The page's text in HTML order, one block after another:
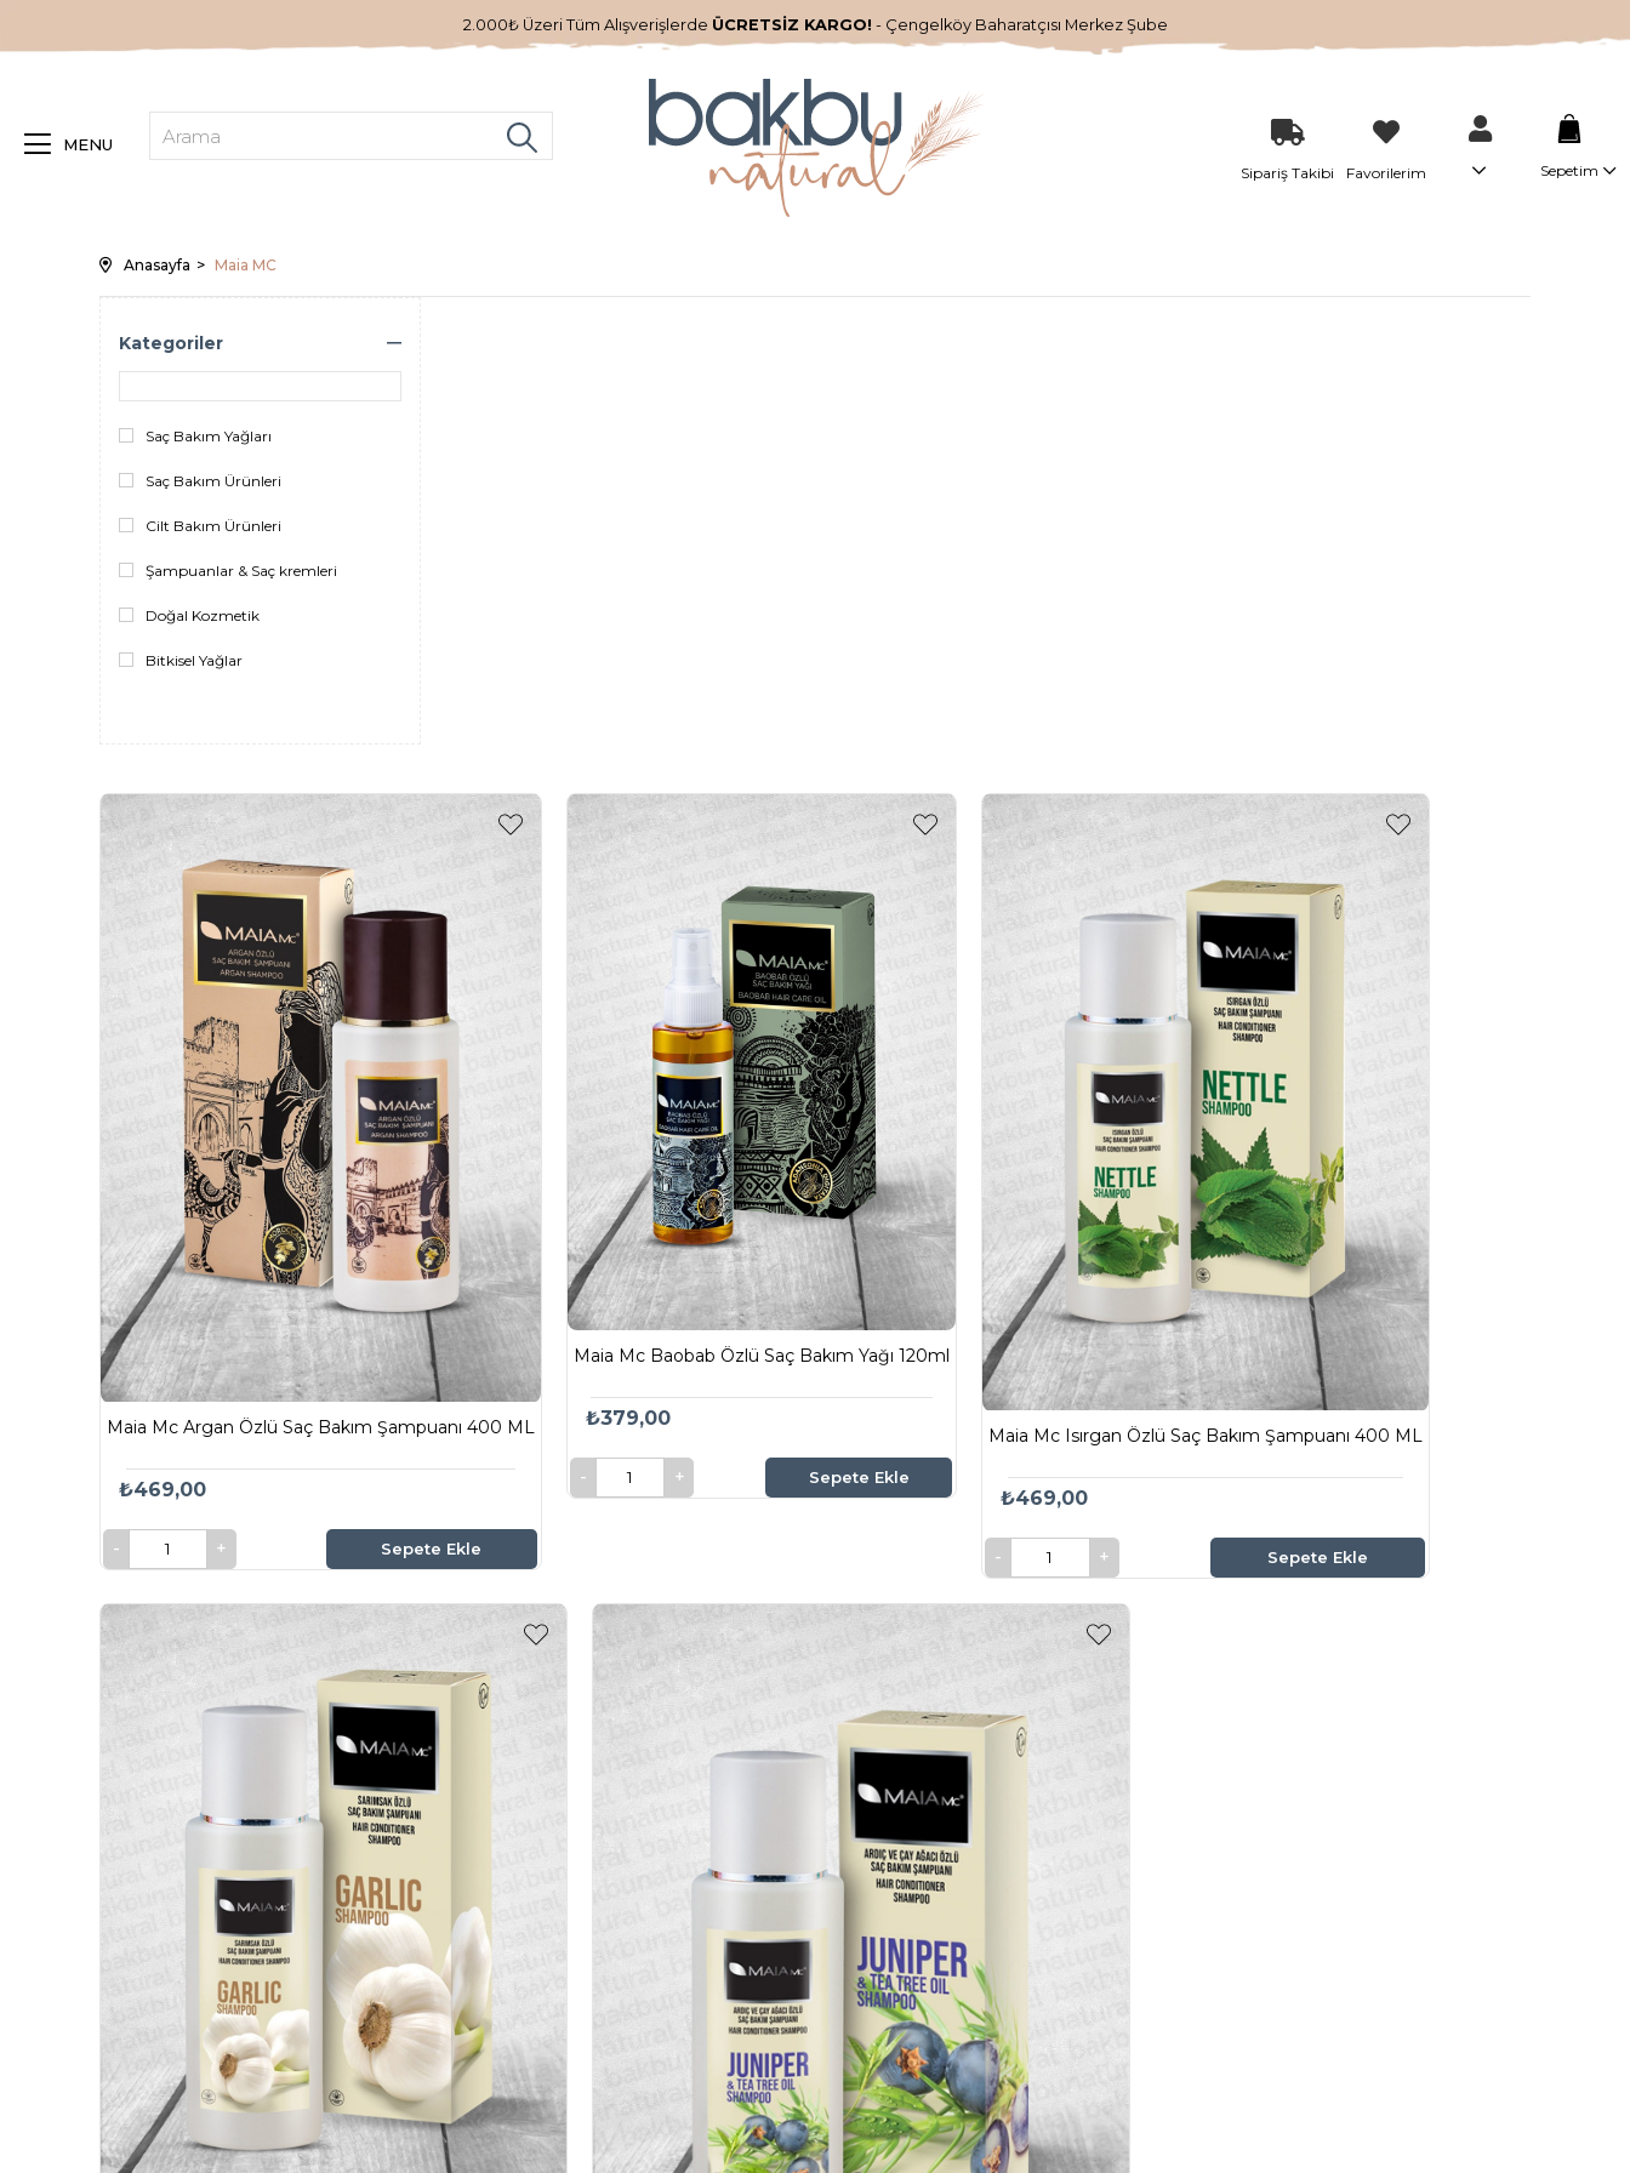
2.000₺ Üzeri Tüm Alışverişlerde ÜCRETSİZ KARGO! - Çengelköy Baharatçısı Merkez Şube
MENU
Sipariş Takibi Favorilerim Sepetim
Anasayfa Maia MC
Kategoriler
Saç Bakım Yağları
Saç Bakım Ürünleri
Cilt Bakım Ürünleri
Şampuanlar & Saç kremleri
Doğal Kozmetik
Bitkisel Yağlar
Maia Mc Argan Özlü Saç Bakım Şampuanı 400 ML
₺469,00
Sepete Ekle
Maia Mc Baobab Özlü Saç Bakım Yağı 120ml
₺379,00
Sepete Ekle
Maia Mc Isırgan Özlü Saç Bakım Şampuanı 400 ML
₺469,00
Sepete Ekle